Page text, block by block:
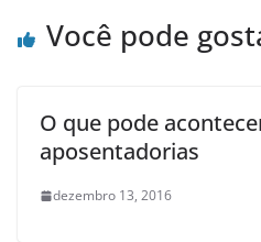
Você pode
O que pode
aposentadorias
dezembro 13, 2016